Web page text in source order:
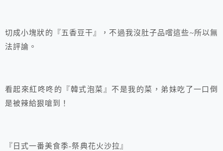
切成小塊狀的『五香豆干』，不過我沒肚子品嚐這些~所以無
法評論。
看起來紅咚咚的『韓式泡菜』不是我的菜，弟妹吃了一口倒
是被辣給狠嗆到！
『日式一番美食季-祭典花火沙拉』